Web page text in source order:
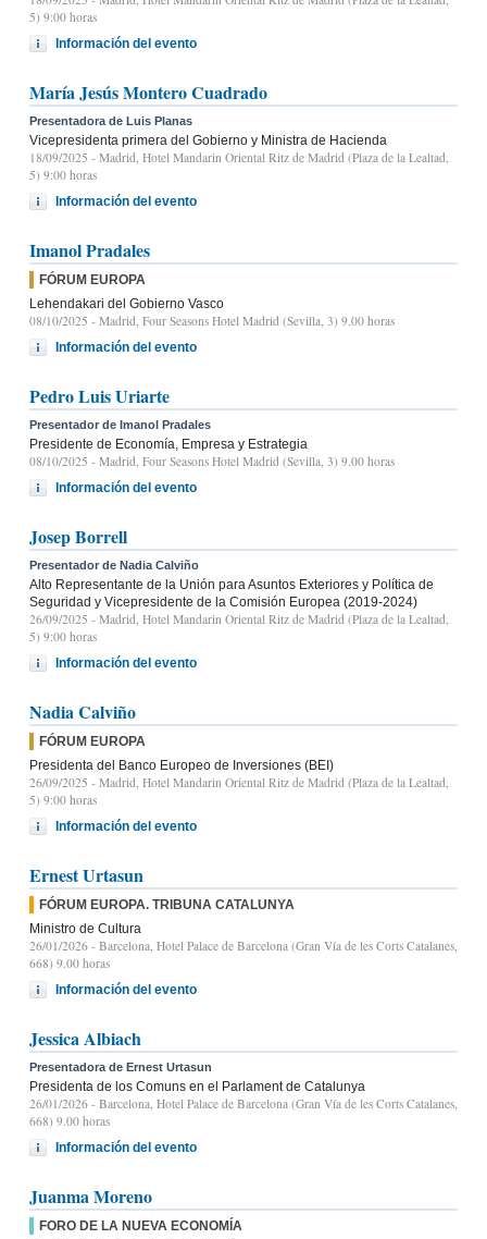
5) 9:00 horas
Información del evento
María Jesús Montero Cuadrado
Presentadora de Luis Planas
Vicepresidenta primera del Gobierno y Ministra de Hacienda
18/09/2025 - Madrid, Hotel Mandarin Oriental Ritz de Madrid (Plaza de la Lealtad,
5) 9:00 horas
Información del evento
Imanol Pradales
FÓRUM EUROPA
Lehendakari del Gobierno Vasco
08/10/2025 - Madrid, Four Seasons Hotel Madrid (Sevilla, 3) 9.00 horas
Información del evento
Pedro Luis Uriarte
Presentador de Imanol Pradales
Presidente de Economía, Empresa y Estrategia
08/10/2025 - Madrid, Four Seasons Hotel Madrid (Sevilla, 3) 9.00 horas
Información del evento
Josep Borrell
Presentador de Nadia Calviño
Alto Representante de la Unión para Asuntos Exteriores y Política de
Seguridad y Vicepresidente de la Comisión Europea (2019-2024)
26/09/2025 - Madrid, Hotel Mandarin Oriental Ritz de Madrid (Plaza de la Lealtad,
5) 9:00 horas
Información del evento
Nadia Calviño
FÓRUM EUROPA
Presidenta del Banco Europeo de Inversiones (BEI)
26/09/2025 - Madrid, Hotel Mandarin Oriental Ritz de Madrid (Plaza de la Lealtad,
5) 9:00 horas
Información del evento
Ernest Urtasun
FÓRUM EUROPA. TRIBUNA CATALUNYA
Ministro de Cultura
26/01/2026 - Barcelona, Hotel Palace de Barcelona (Gran Vía de les Corts Catalanes,
668) 9.00 horas
Información del evento
Jessica Albiach
Presentadora de Ernest Urtasun
Presidenta de los Comuns en el Parlament de Catalunya
26/01/2026 - Barcelona, Hotel Palace de Barcelona (Gran Vía de les Corts Catalanes,
668) 9.00 horas
Información del evento
Juanma Moreno
FORO DE LA NUEVA ECONOMÍA